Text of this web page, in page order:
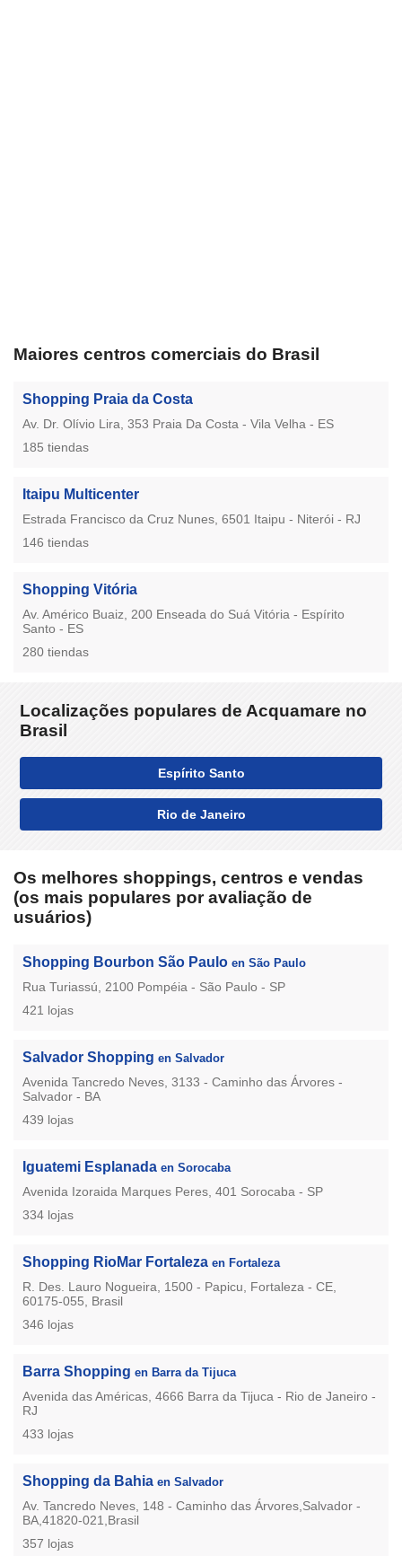
Maiores centros comerciais do Brasil
Shopping Praia da Costa
Av. Dr. Olívio Lira, 353 Praia Da Costa - Vila Velha - ES
185 tiendas
Itaipu Multicenter
Estrada Francisco da Cruz Nunes, 6501 Itaipu - Niterói - RJ
146 tiendas
Shopping Vitória
Av. Américo Buaiz, 200 Enseada do Suá Vitória - Espírito
Santo - ES
280 tiendas
Localizações populares de Acquamare no
Brasil
Espírito Santo
Rio de Janeiro
Os melhores shoppings, centros e vendas
(os mais populares por avaliação de
usuários)
Shopping Bourbon São Paulo en São Paulo
Rua Turiassú, 2100 Pompéia - São Paulo - SP
421 lojas
Salvador Shopping en Salvador
Avenida Tancredo Neves, 3133 - Caminho das Árvores -
Salvador - BA
439 lojas
Iguatemi Esplanada en Sorocaba
Avenida Izoraida Marques Peres, 401 Sorocaba - SP
334 lojas
Shopping RioMar Fortaleza en Fortaleza
R. Des. Lauro Nogueira, 1500 - Papicu, Fortaleza - CE,
60175-055, Brasil
346 lojas
Barra Shopping en Barra da Tijuca
Avenida das Américas, 4666 Barra da Tijuca - Rio de Janeiro -
RJ
433 lojas
Shopping da Bahia en Salvador
Av. Tancredo Neves, 148 - Caminho das Árvores,Salvador -
BA,41820-021,Brasil
357 lojas